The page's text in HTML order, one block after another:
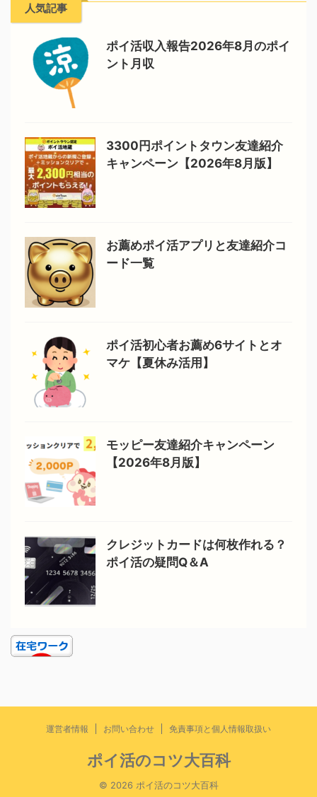
人気記事
ポイ活収入報告2026年8月のポイ
ント月収
3300円ポイントタウン友達紹介
キャンペーン【2026年8月版】
お薦めポイ活アプリと友達紹介コ
ード一覧
ポイ活初心者お薦め6サイトとオ
マケ【夏休み活用】
モッピー友達紹介キャンペーン
【2026年8月版】
クレジットカードは何枚作れる？
ポイ活の疑問Q＆A
運営者情報 お問い合わせ 免責事項と個人情報取扱い
ポイ活のコツ大百科
© 2026 ポイ活のコツ大百科